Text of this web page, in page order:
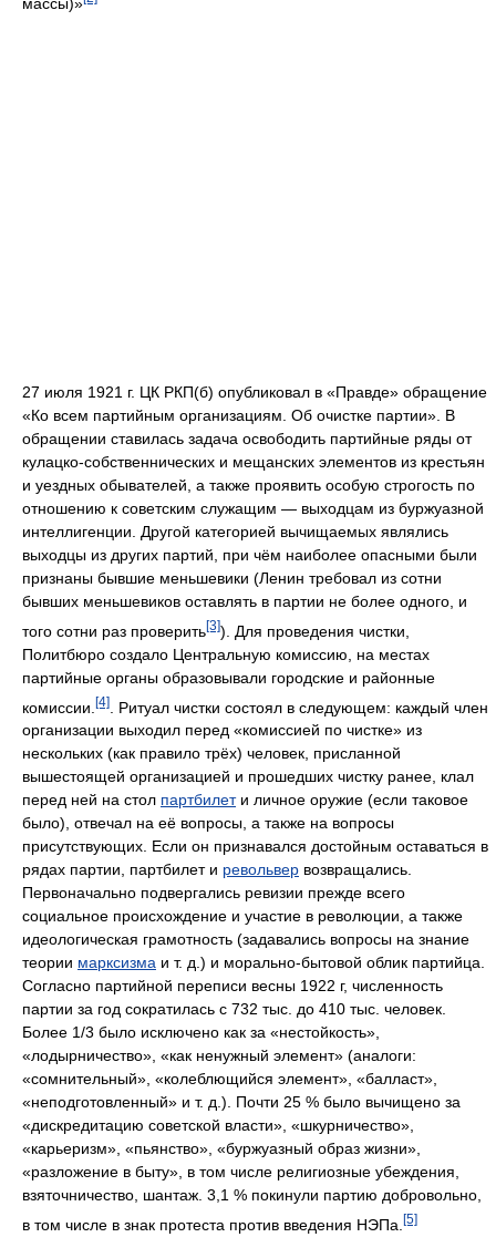
27 июля 1921 г. ЦК РКП(б) опубликовал в «Правде» обращение
«Ко всем партийным организациям. Об очистке партии». В
обращении ставилась задача освободить партийные ряды от
кулацко-собственнических и мещанских элементов из крестьян
и уездных обывателей, а также проявить особую строгость по
отношению к советским служащим — выходцам из буржуазной
интеллигенции. Другой категорией вычищаемых являлись
выходцы из других партий, при чём наиболее опасными были
признаны бывшие меньшевики (Ленин требовал из сотни
бывших меньшевиков оставлять в партии не более одного, и
того сотни раз проверить[3]). Для проведения чистки,
Политбюро создало Центральную комиссию, на местах
партийные органы образовывали городские и районные
комиссии. [4]
. Ритуал чистки состоял в следующем: каждый член
организации выходил перед «комиссией по чистке» из
нескольких (как правило трёх) человек, присланной
вышестоящей организацией и прошедших чистку ранее, клал
перед ней на стол партбилети личное оружие (если таковое
было), отвечал на её вопросы, а также на вопросы
присутствующих. Если он признавался достойным оставаться в
рядах партии, партбилет и револьвер возвращались.
Первоначально подвергались ревизии прежде всего
социальное происхождение и участие в революции, а также
идеологическая грамотность (задавались вопросы на знание
теории марксизма и т. д.) и морально-бытовой облик партийца.
Согласно партийной переписи весны 1922 г, численность
партии за год сократилась с 732 тыс. до 410 тыс. человек.
Более 1/3 было исключено как за «нестойкость»,
«лодырничество», «как ненужный элемент» (аналоги:
«сомнительный», «колеблющийся элемент», «балласт»,
«неподготовленный» и т. д.). Почти 25 % было вычищено за
«дискредитацию советской власти», «шкурничество»,
«карьеризм», «пьянство», «буржуазный образ жизни»,
«разложение в быту», в том числе религиозные убеждения,
взяточничество, шантаж. 3,1 % покинули партию добровольно,
в том числе в знак протеста против введения НЭПа. [5]